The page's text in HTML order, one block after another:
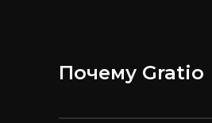
Почему Gratio